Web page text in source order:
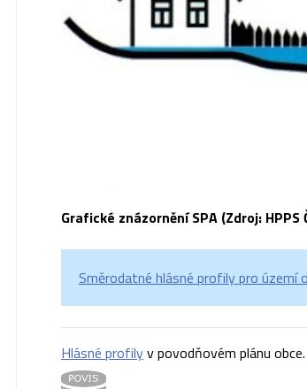
Grafické znázornění SPA (Zdroj: HPPS
Směrodatné hlásné profily pro území
Hlásné profilyv povodňovém plánu